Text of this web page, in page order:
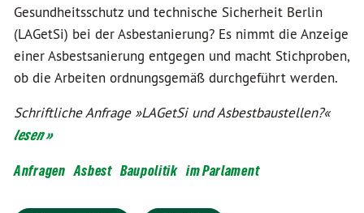
Gesundheitsschutz und technische Sicherheit Berlin
(LAGetSi) bei der Asbestanierung? Es nimmt die Anzeige
einer Asbestsanierung entgegen und macht Stichproben,
ob die Arbeiten ordnungsgemäß durchgeführt werden.
Schriftliche Anfrage »LAGetSi und Asbestbaustellen?«
lesen »
Anfragen Asbest Baupolitik im Parlament